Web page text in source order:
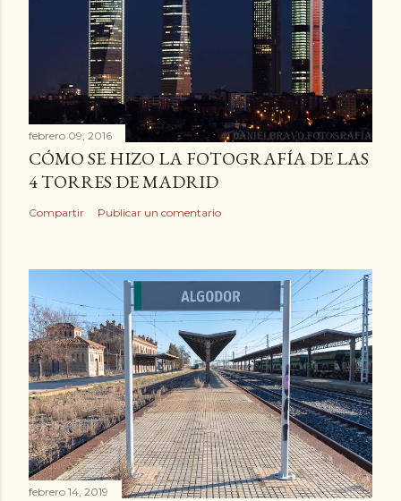
febrero 09, 2016
CÓMO SE HIZO LA FOTOGRAFÍA DE LAS
4 TORRES DE MADRID
Compartir Publicar un comentario
febrero 14, 2019